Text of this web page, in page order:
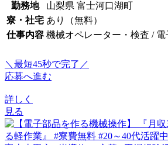
勤務地
山梨県 富士河口湖町
寮・社宅 あり（無料）
仕事内容 機械オペレーター・検査 /
＼最短45秒で完了／
応募へ進む
詳しく
見る